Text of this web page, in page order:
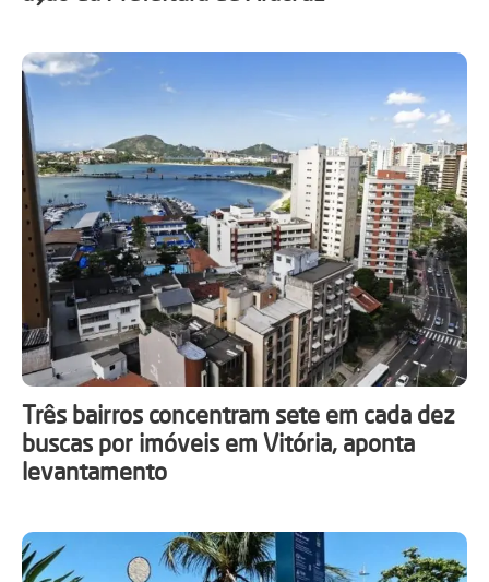
Três bairros concentram sete em cada dez
buscas por imóveis em Vitória, aponta
levantamento